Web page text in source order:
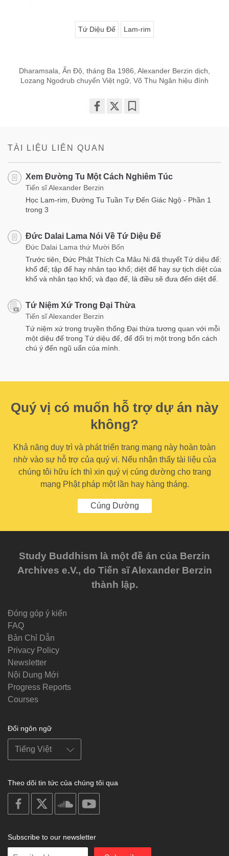
Tứ Diệu Đế Lam-rim
Dharamsala, Ấn Độ, tháng Ba 1986, Alexander Berzin dịch,
Lozang Ngodrub chuyển Việt ngữ, Võ Thu Ngân hiệu đính
TÀI LIỆU LIÊN QUAN
Xem Đường Tu Một Cách Nghiêm Túc
Tiến sĩ Alexander Berzin
Học Lam-rim, Đường Tu Tuần Tự Đến Giác Ngộ - Phần 1
trong 3
Đức Dalai Lama Nói Về Tứ Diệu Đế
Đức Dalai Lama thứ Mười Bốn
Trước tiên, Đức Phật Thích Ca Mâu Ni đã thuyết Tứ diệu đế:
khổ đế; tập đế hay nhân tạo khổ; diệt đế hay sự tịch diệt của
khổ và nhân tạo khổ; và đạo đế, là điều sẽ đưa đến diệt đế.
Tứ Niệm Xứ Trong Đại Thừa
Tiến sĩ Alexander Berzin
Tứ niệm xứ trong truyền thống Đại thừa tương quan với mỗi
một diệu đế trong Tứ diệu đế, để đối trị một trong bốn cách
chú ý đến ngũ uẩn của mình.
Quý vị có muốn hỗ trợ dự án này
không?
Khả năng duy trì và phát triển trang mạng này hoàn toàn
nhờ vào sự hỗ trợ của quý vị. Nếu nhận thấy tài liệu của
chúng tôi hữu ích thì xin quý vị cúng dường cho trang
mạng Phật pháp một lần hay hàng tháng.
Cúng Dường
Study Buddhism là một đề án của Berzin
Archives e.V., do Tiến sĩ Alexander Berzin
thành lập.
Đóng góp ý kiến
FAQ
Bản Chỉ Dẫn
Privacy Policy
Newsletter
Nội Dung Mới
Progress Reports
Courses
Đổi ngôn ngữ
Theo dõi tin tức của chúng tôi qua
on
facebook
soundcloud
Subscribe to our newsletter
Enter